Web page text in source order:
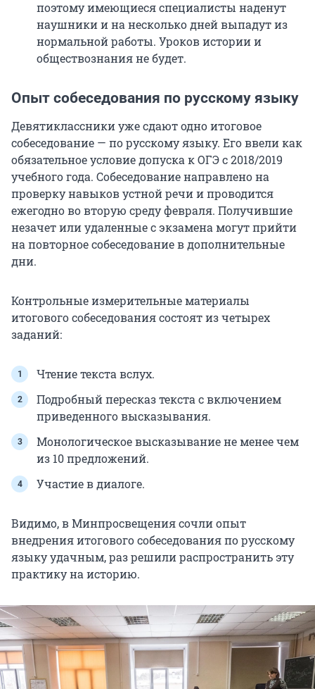
поэтому имеющиеся специалисты наденут
наушники и на несколько дней выпадут из
нормальной работы. Уроков истории и
обществознания не будет.
Опыт собеседования по русскому языку
Девятиклассники уже сдают одно итоговое
собеседование — по русскому языку. Его ввели как
обязательное условие допуска к ОГЭ с 2018/2019
учебного года. Собеседование направлено на
проверку навыков устной речи и проводится
ежегодно во вторую среду февраля. Получившие
незачет или удаленные с экзамена могут прийти
на повторное собеседование в дополнительные
дни.
Контрольные измерительные материалы
итогового собеседования состоят из четырех
заданий:
Чтение текста вслух.
Подробный пересказ текста с включением
приведенного высказывания.
Монологическое высказывание не менее чем
из 10 предложений.
Участие в диалоге.
Видимо, в Минпросвещения сочли опыт
внедрения итогового собеседования по русскому
языку удачным, раз решили распространить эту
практику на историю.